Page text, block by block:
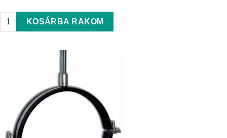
ALUTAPE alumínium ragasztószalag 45m quantity
KOSÁRBA RAKOM